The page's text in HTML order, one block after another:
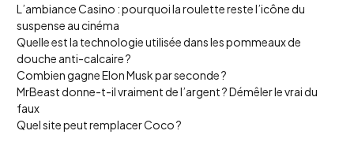
L’ambiance Casino : pourquoi la roulette reste l’icône du
suspense au cinéma
Quelle est la technologie utilisée dans les pommeaux de
douche anti-calcaire ?
Combien gagne Elon Musk par seconde ?
MrBeast donne-t-il vraiment de l’argent ? Démêler le vrai du
faux
Quel site peut remplacer Coco ?